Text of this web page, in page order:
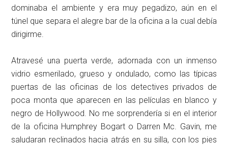
dominaba el ambiente y era muy pegadizo, aún en el
túnel que separa el alegre bar de la oficina a la cual debía
dirigirme.
Atravesé una puerta verde, adornada con un inmenso
vidrio esmerilado, grueso y ondulado, como las típicas
puertas de las oficinas de los detectives privados de
poca monta que aparecen en las películas en blanco y
negro de Hollywood. No me sorprendería si en el interior
de la oficina Humphrey Bogart o Darren Mc. Gavin, me
saludaran reclinados hacia atrás en su silla, con los pies